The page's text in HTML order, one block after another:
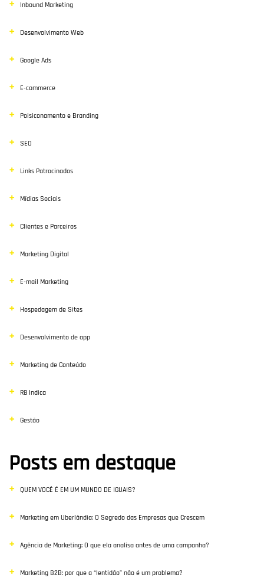
Inbound Marketing
Desenvolvimento Web
Google Ads
E-commerce
Poisiconamento e Branding
SEO
Links Patrocinados
Mídias Sociais
Clientes e Parceiros
Marketing Digital
E-mail Marketing
Hospedagem de Sites
Desenvolvimento de app
Marketing de Conteúdo
R8 Indica
Gestão
Posts em destaque
QUEM VOCÊ É EM UM MUNDO DE IGUAIS?
Marketing em Uberlândia: O Segredo das Empresas que Crescem
Agência de Marketing: O que ela analisa antes de uma campanha?
Marketing B2B: por que a “lentidão” não é um problema?